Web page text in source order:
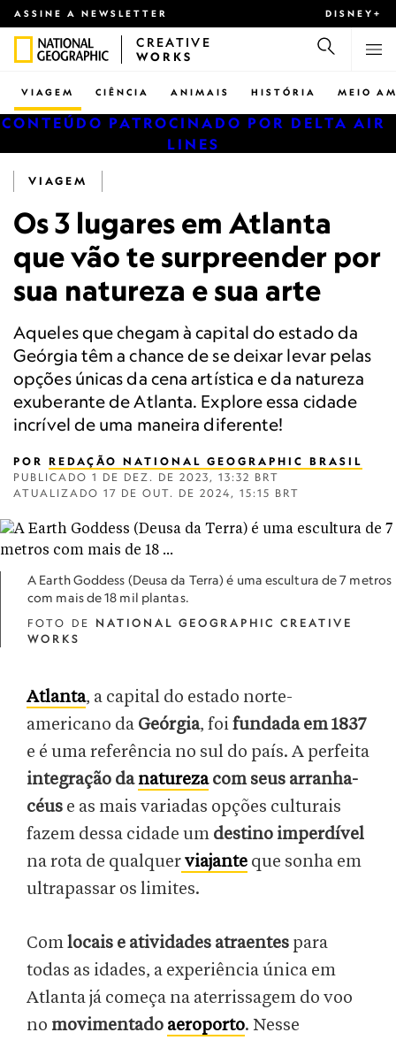
ASSINE A NEWSLETTER DISNEY+
CREATIVE
WORKS
CIÊNCIA
VIAGEM ANIMAIS HISTÓRIA MEIO
CONTEÚDO PATROCINADO POR DELTA AIR
LINES
VIAGEM
Os 3 lugares em Atlanta
que vão te surpreender por
sua natureza e sua arte
Aqueles que chegam à capital do estado da
Geórgia têm a chance de se deixar levar pelas
opções únicas da cena artística e da natureza
exuberante de Atlanta. Explore essa cidade
incrível de uma maneira diferente!
POR REDAÇÃO NATIONAL GEOGRAPHIC BRASIL
PUBLICADO 1 DE DEZ. DE 2023, 13:32 BRT
ATUALIZADO 17 DE OUT. DE 2024, 15:15 BRT
A Earth Goddess (Deusa da Terra) é uma escultura de 7 metros
com mais de 18 mil plantas.
FOTO DE NATIONAL GEOGRAPHIC CREATIVE
WORKS
Atlanta, a capital do estado norte-
americano da Geórgia, foifundada em 1837
e é uma referência no sul do país. A perfeita
integração danaturezacom seus arranha-
céus e as mais variadas opções culturais
fazem dessa cidade um destino imperdível
na rota de qualquerviajante que sonha em
ultrapassar os limites.
Comlocais e atividades atraentes para
todas as idades, a experiência única em
Atlanta já começa na aterrissagem do voo
no movimentado aeroporto. Nesse